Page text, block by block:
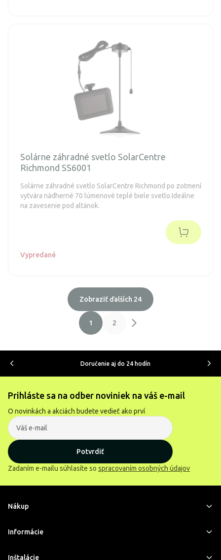
Solárne záhradné svetlo SolarCentre
Richmond SS6001
Solárne záhradné svetlo SolarCentre Richmond po zotmení
vytvára nádherné 70 lúmenové teplé biele svetlo.Ideálne
na zavesenie pod altánok.
Vypredané
1 2
Zobraziť ďalších 24
Doručenie aj do 24 hodín
Prihláste sa na odber noviniek na váš e-mail
O novinkách a akciách budete vedieť ako prví
Potvrdiť
Zadaním e-mailu súhlasíte so spracovaním osobných údajov
Nákup
Informácie
Inštalácie